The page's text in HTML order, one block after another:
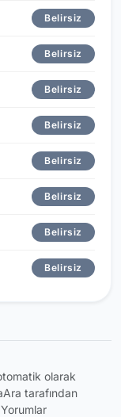
Belirsiz
Belirsiz
Belirsiz
Belirsiz
Belirsiz
Belirsiz
Belirsiz
Belirsiz
olarak
tarafından